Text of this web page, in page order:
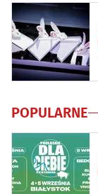
POPULARNE